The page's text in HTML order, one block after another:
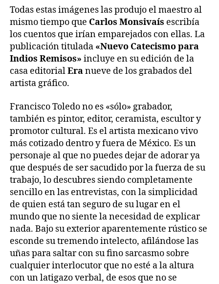
Todas estas imágenes las produjo el maestro al
mismo tiempo que Carlos Monsivaís escribía
los cuentos que irían emparejados con ellas. La
publicación titulada «Nuevo Catecismo para
Indios Remisos» incluye en su edición de la
casa editorialEranueve de los grabados del
artista gráfico.
Francisco Toledo no es «sólo» grabador,
también es pintor, editor, ceramista, escultor y
promotor cultural. Es el artista mexicano vivo
más cotizado dentro y fuera de México. Es un
personaje al que no puedes dejar de adorar ya
que después de ser sacudido por la fuerza de su
trabajo, lo descubres siendo completamente
sencillo en las entrevistas, con la simplicidad
de quien está tan seguro de su lugar en el
mundo que no siente la necesidad de explicar
nada. Bajo su exterior aparentemente rústico se
esconde su tremendo intelecto, afilándose las
uñas para saltar con su fino sarcasmo sobre
cualquier interlocutor que no esté a la altura
con un latigazo verbal, de esos que no se